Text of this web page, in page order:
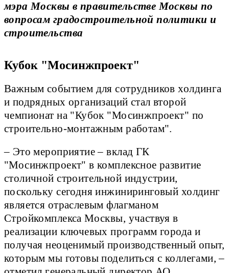
мэра Москвы в правительстве Москвы по
вопросам градостроительной политики и
строительства
Кубок "Мосинжпроект"
Важным событием для сотрудников холдинга
и подрядных организаций стал второй
чемпионат на "Кубок "Мосинжпроект" по
строительно-монтажным работам".
– Это мероприятие – вклад ГК
"Мосинжпроект" в комплексное развитие
столичной строительной индустрии,
поскольку сегодня инжиниринговый холдинг
является отраслевым флагманом
Стройкомплекса Москвы, участвуя в
реализации ключевых программ города и
получая неоценимый производственный опыт,
которым мы готовы поделиться с коллегами, –